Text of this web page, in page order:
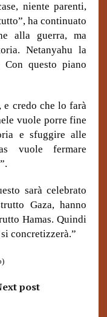
niente parenti,
ha continuato
alla guerra, ma
Netanyahu la
questo piano
e credo che lo farà
vuole porre fine
e sfuggire alle
vuole fermare
sarà celebrato
Gaza, hanno
Hamas. Quindi
concretizzerà.”
post